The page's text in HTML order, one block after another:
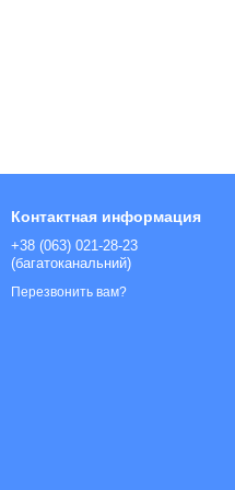
Контактная информация
+38 (063) 021-28-23
(багатоканальний)
Перезвонить вам?